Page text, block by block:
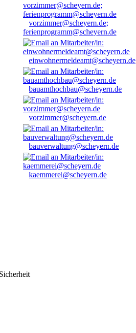
vorzimmer@scheyern.de;
ferienprogramm@scheyern.de
einwohnermeldeamt@scheyern.de
bauamthochbau@scheyern.de
vorzimmer@scheyern.de
bauverwaltung@scheyern.de
kaemmerei@scheyern.de